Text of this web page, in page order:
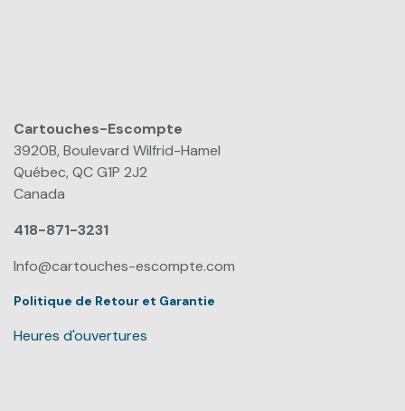
Cartouches-Escompte
3920B, Boulevard Wilfrid-Hamel
Québec, QC G1P 2J2
Canada
418-871-3231
Info@cartouches-escompte.com
Politique de Retour et Garantie
Heures d'ouvertures